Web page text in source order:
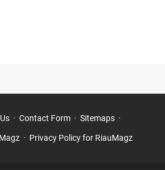
Contact Form Sitemaps
Privacy Policy for RiauMagz